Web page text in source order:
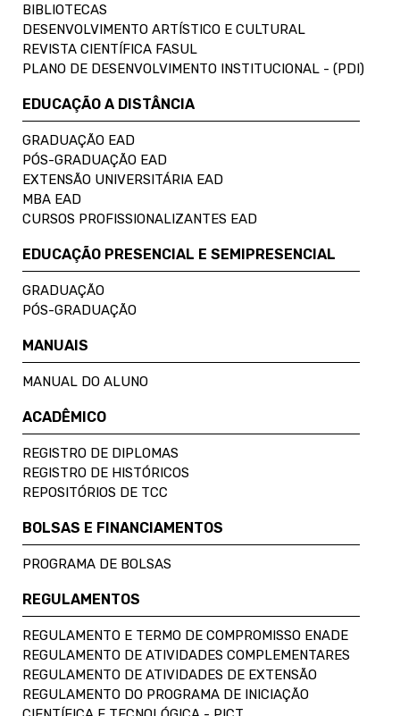
BIBLIOTECAS
DESENVOLVIMENTO ARTÍSTICO E CULTURAL
REVISTA CIENTÍFICA FASUL
PLANO DE DESENVOLVIMENTO INSTITUCIONAL - (PDI)
EDUCAÇÃO A DISTÂNCIA
GRADUAÇÃO EAD
PÓS-GRADUAÇÃO EAD
EXTENSÃO UNIVERSITÁRIA EAD
MBA EAD
CURSOS PROFISSIONALIZANTES EAD
EDUCAÇÃO PRESENCIAL E SEMIPRESENCIAL
GRADUAÇÃO
PÓS-GRADUAÇÃO
MANUAIS
MANUAL DO ALUNO
ACADÊMICO
REGISTRO DE DIPLOMAS
REGISTRO DE HISTÓRICOS
REPOSITÓRIOS DE TCC
BOLSAS E FINANCIAMENTOS
PROGRAMA DE BOLSAS
REGULAMENTOS
REGULAMENTO E TERMO DE COMPROMISSO ENADE
REGULAMENTO DE ATIVIDADES COMPLEMENTARES
REGULAMENTO DE ATIVIDADES DE EXTENSÃO
REGULAMENTO DO PROGRAMA DE INICIAÇÃO